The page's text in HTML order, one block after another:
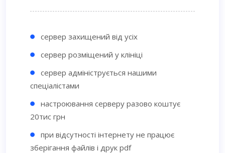
сервер захищений від усіх
сервер розміщений у клініці
сервер адмініструється нашими
спеціалістами
настроювання серверу разово коштує
20тис грн
при відсутності інтернету не працює
зберігання файлів і друк pdf